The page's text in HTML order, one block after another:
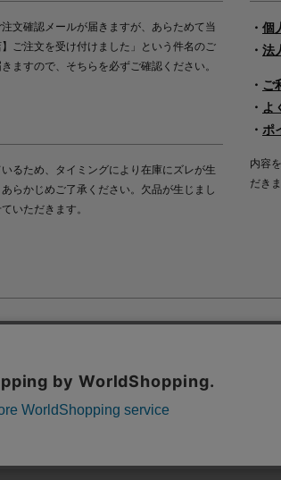
文確認メールが届きますが、あらためて当
ご注文を受け付けました」という件名のご
ますので、そちらを必ずご確認ください。
るため、タイミングにより在庫にズレが生
らかじめご了承ください。欠品が生じまし
いただきます。
・ 個
・ 法
・ ご
・ よ
・ ポ
内容
だきま
キー（Cookie）を使用いたします。詳細に関し